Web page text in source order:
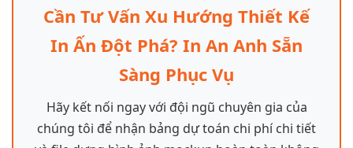
Cần Tư Vấn Xu Hướng Thiết Kế
In Ấn Đột Phá? In An Anh Sẵn
Sàng Phục Vụ
Hãy kết nối ngay với đội ngũ chuyên gia của
chúng tôi để nhận bảng dự toán chi phí chi tiết